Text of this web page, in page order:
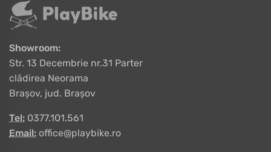
Showroom:
Str. 13 Decembrie nr.31 Parter
clădirea Neorama
Brașov, jud. Brașov
Tel: 0377.101.561
Email: office@playbike.ro